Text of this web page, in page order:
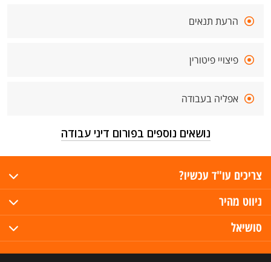
הרעת תנאים
פיצויי פיטורין
אפליה בעבודה
נושאים נוספים בפורום דיני עבודה
צריכים עו"ד עכשיו?
ניווט מהיר
סושיאל